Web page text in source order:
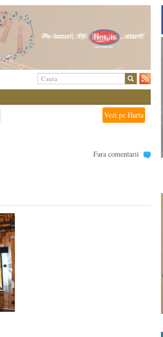
Vezi pe Harta
Fara comentarii